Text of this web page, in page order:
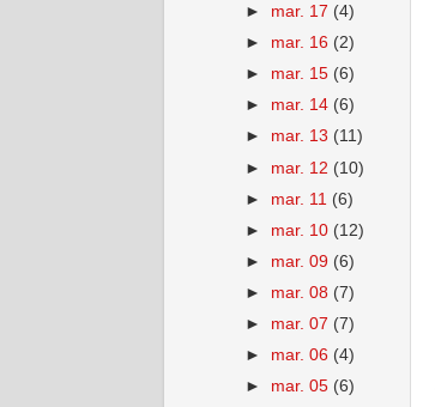
► mar. 17 (4)
► mar. 16 (2)
► mar. 15 (6)
► mar. 14 (6)
► mar. 13 (11)
► mar. 12 (10)
► mar. 11 (6)
► mar. 10 (12)
► mar. 09 (6)
► mar. 08 (7)
► mar. 07 (7)
► mar. 06 (4)
► mar. 05 (6)